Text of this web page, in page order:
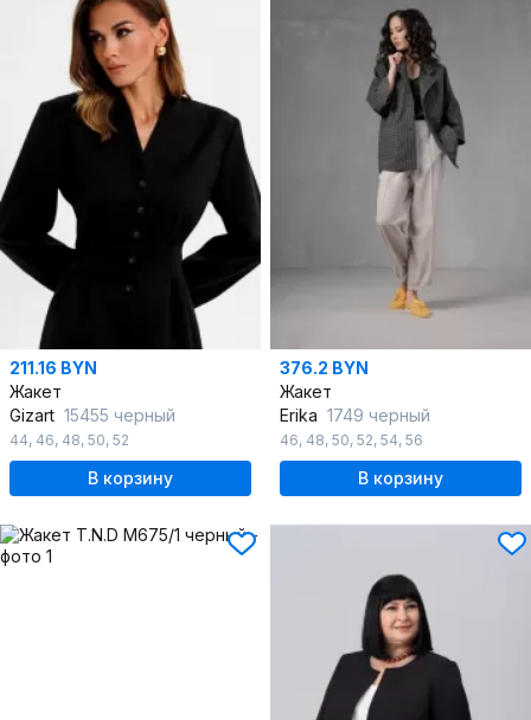
211.16 BYN
Жакет
Gizart 15455 черный
44, 46, 48, 50, 52
В корзину
376.2 BYN
Жакет
Erika 1749 черный
46, 48, 50, 52, 54, 56
В корзину